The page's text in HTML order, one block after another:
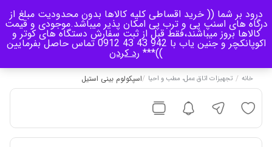
منو
0
خانه / تجهیزات اتاق عمل، مطب و احیا /اسپکولوم بینی استیل
درود بر شما (( خرید اقساطی کلیه کالاها بدون محدودیت مبلغ از
درگاه های اسنپ پی و ترب پی امکان پذیر میباشد.موجودی و قیمت
کالاها بروز میباشند،فقط قبل از ثبت سفارش دستگاه های کوتر و
اکوپانکچر و جنین یاب با 942 43 43 0912 تماس حاصل بفرمایین
))*** رد کردن